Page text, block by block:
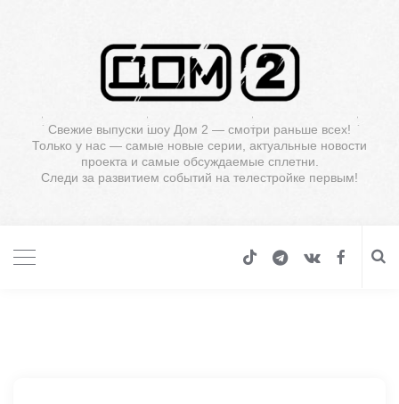
Свежие выпуски шоу Дом 2 — смотри раньше всех!
Только у нас — самые новые серии, актуальные новости
проекта и самые обсуждаемые сплетни.
Следи за развитием событий на телестройке первым!